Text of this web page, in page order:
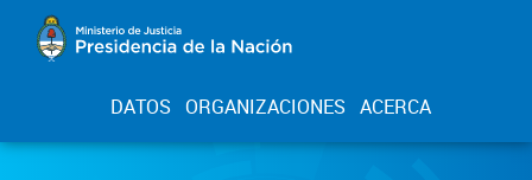
DATOS ORGANIZACIONES ACERCA